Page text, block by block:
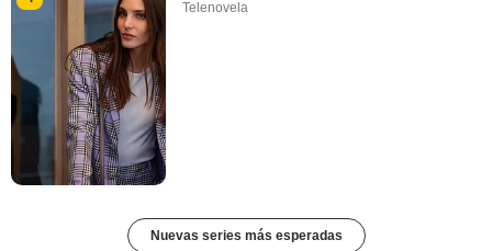
Telenovela
Nuevas series más esperadas